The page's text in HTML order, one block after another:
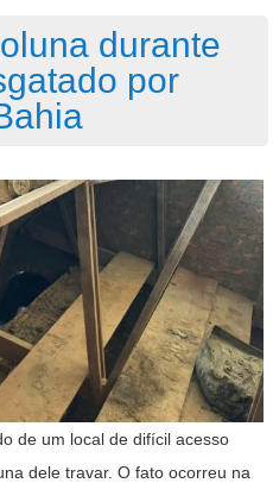
durante
por
de um local de difícil acesso
dele travar. O fato ocorreu na